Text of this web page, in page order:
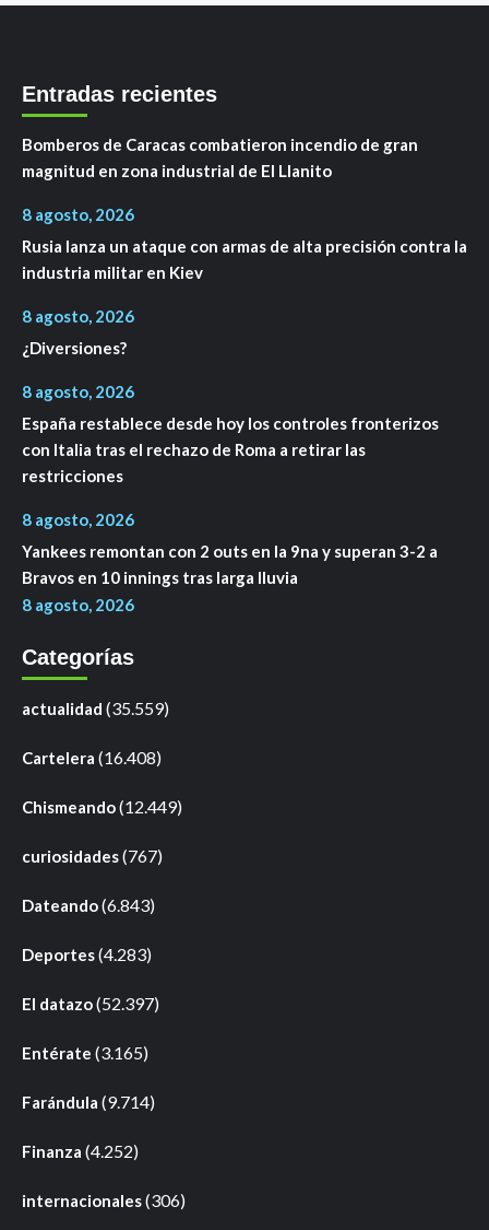
Entradas recientes
Bomberos de Caracas combatieron incendio de gran
magnitud en zona industrial de El Llanito
8 agosto, 2026
Rusia lanza un ataque con armas de alta precisión contra la
industria militar en Kiev
8 agosto, 2026
¿Diversiones?
8 agosto, 2026
España restablece desde hoy los controles fronterizos
con Italia tras el rechazo de Roma a retirar las
restricciones
8 agosto, 2026
Yankees remontan con 2 outs en la 9na y superan 3-2 a
Bravos en 10 innings tras larga lluvia
8 agosto, 2026
Categorías
actualidad (35.559)
Cartelera (16.408)
Chismeando(12.449)
curiosidades(767)
Dateando(6.843)
Deportes(4.283)
El datazo(52.397)
Entérate (3.165)
Farándula (9.714)
Finanza (4.252)
internacionales(306)